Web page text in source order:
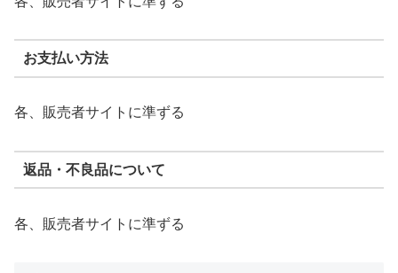
お支払い方法
各、販売者サイトに準ずる
返品・不良品について
各、販売者サイトに準ずる